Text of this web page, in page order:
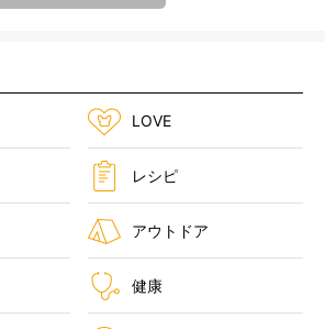
LOVE
レシピ
アウトドア
健康